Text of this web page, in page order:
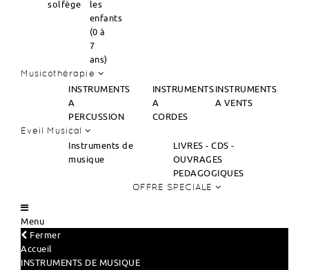
solfège
les
enfants
(0 à
7
ans)
Musicothérapie
INSTRUMENTS
A
PERCUSSION
INSTRUMENTS
A
CORDES
INSTRUMENTS
A VENTS
Eveil Musical
Instruments de
musique
LIVRES - CDS -
OUVRAGES
PEDAGOGIQUES
OFFRE SPECIALE
Menu
Fermer
Accueil
INSTRUMENTS DE MUSIQUE